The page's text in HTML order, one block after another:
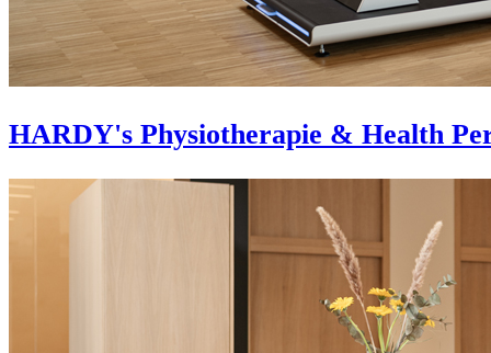
HARDY's Physiotherapie & Health